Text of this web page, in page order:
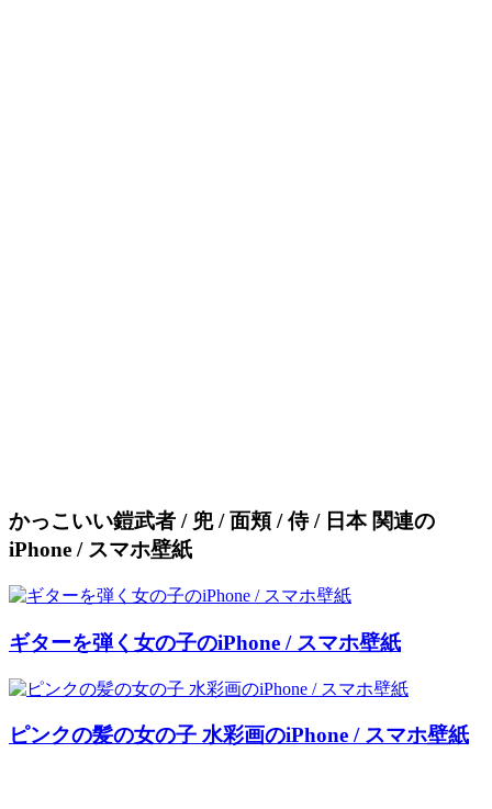
かっこいい鎧武者 / 兜 / 面頬 / 侍 / 日本 関連の
iPhone / スマホ壁紙
ギターを弾く女の子のiPhone / スマホ壁紙
ピンクの髪の女の子 水彩画のiPhone / スマホ壁紙